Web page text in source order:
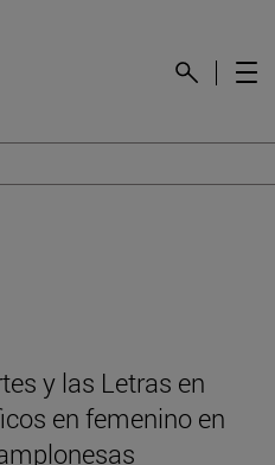
y las Letras en
en femenino en